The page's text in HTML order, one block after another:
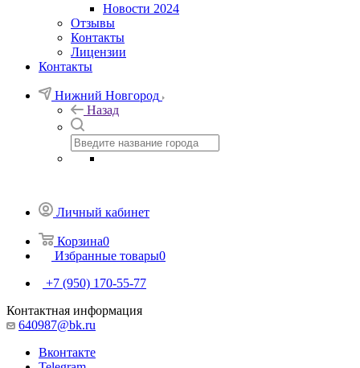
Новости 2024
Отзывы
Контакты
Лицензии
Контакты
Нижний Новгород
Назад
Личный кабинет
Корзина0
Избранные товары0
+7 (950) 170-55-77
Контактная информация
640987@bk.ru
Вконтакте